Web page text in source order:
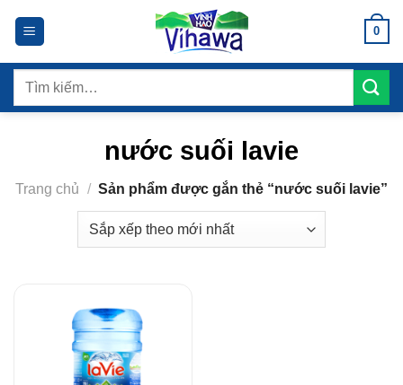
0
Tìm
nước suối lavie
Trang chủ / Sản phẩm được gắn thẻ “nước suối lavie”